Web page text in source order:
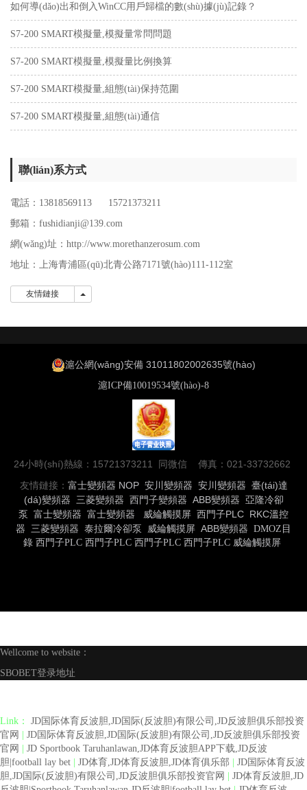
如何導(dǎo)出和倒入WinCC用戶歸檔的數(shù)據(jù)記錄？
S7-200 SMART模擬量,模擬量常問問題
S7-200 SMART模擬量,模擬量比例換算
S7-200 SMART模擬量,組態(tài)保持范圍
S7-200 SMART模擬量,組態(tài)通信
聯(lián)系方式
電話：13818569113 15721373211
郵箱：fushidianji@139.com
網(wǎng)址：http://www.morethanzerosum.com
地址：
上海青浦區(qū)北青公路7171號(hào)111-112室
友情鏈接 友情鏈接
滬公網(wǎng)安備 31011802002635號(hào)
滬ICP備10019534號(hào)-8
24小時(shí)熱線：15721373211 同微信 傳真：021-33732662
友情鏈接： 富士變頻器 NOP 安川變頻器 安川變頻器 臺(tái)達
(dá)變頻器 三菱變頻器 西門子變頻器 ABB變頻器 亞隆冷卻
泵 富士變頻器 富士變頻器 威綸觸摸屏 西門子PLC RKC溫控
器 三菱變頻器 泰拉爾冷卻泵 威綸觸摸屏 ABB變頻器 DMOZ目
錄 西門子PLC 西門子PLC 西門子PLC 西門子PLC 威綸觸摸屏
Wellcome to website：
SBOBET登录地址
Link： JD国际体育反波胆,JD国际(反波胆)有限公司,JD反波胆俱乐部投资
官网
JD国际体育反波胆,JD国际(反波胆)有限公司,JD反波胆俱乐部投资
官网
JD Sportbook Taruhanlawan,JD体育反波胆APP下载,JD反波
胆|football lay bet
JD体育,JD体育反波胆,JD体育俱乐部
JD国际体育反波
胆,JD国际(反波胆)有限公司,JD反波胆俱乐部投资官网
JD体育反波胆,JD